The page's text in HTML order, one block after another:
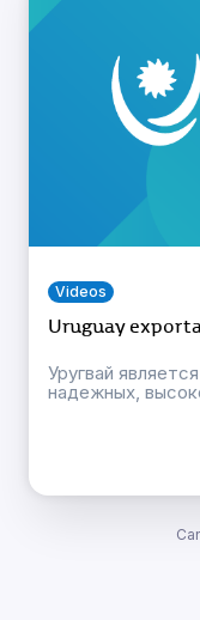
Videos
Uruguay
Уругвай
надежных,